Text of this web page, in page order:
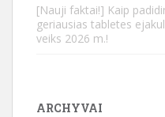
[Nauji faktai!] Kaip
geriausias tabletes
veiks 2026 m.!
ARCHYVAI